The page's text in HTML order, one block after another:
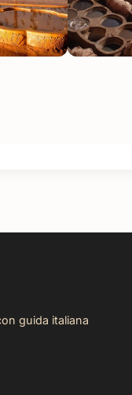
guida italiana